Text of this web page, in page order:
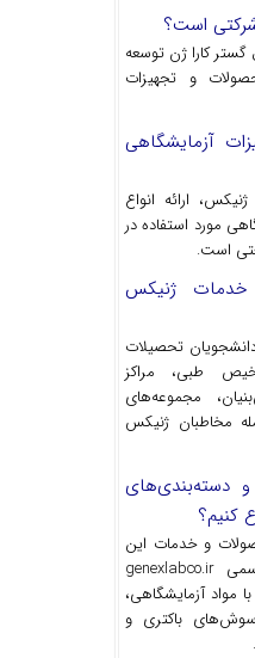
است؟
کارا ژن توسعه
و تجهیزات
آزمایشگاهی
ارائه انواع
مورد استفاده در
است.
خدمات ژنیکس
تحصیلات
طبی، مراکز
مجموعه‌های
مخاطبان ژنیکس
دسته‌بندی‌های
کنیم؟
و خدمات این
برند مراجعه به وب‌سایت رسمی genexlabco.ir
مواد آزمایشگاهی،
سوش‌های باکتری و